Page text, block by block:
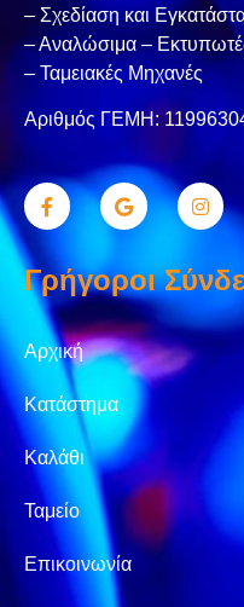
– Σχεδίαση και
– Αναλώσιμα –
– Ταμειακές Μηχανές
Αριθμός ΓΕΜΗ:
Γρήγοροι
Αρχική
Κατάστημα
Καλάθι
Ταμείο
Επικοινωνία